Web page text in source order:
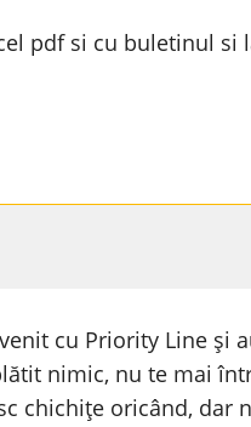
pdf si cu buletinul si
cu Priority Line și
nimic, nu te mai
chichițe oricând, dar